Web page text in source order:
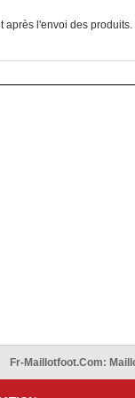
après l'envoi des
Fr-Maillotfoot.com: